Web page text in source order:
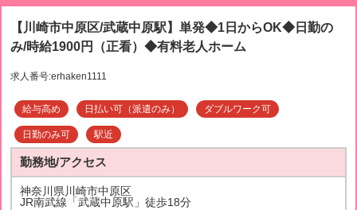
【川崎市中原区/武蔵中原駅】単発◆1日からOK◆日勤の
み/時給1900円（正看）◆有料老人ホーム
求人番号:erhaken1111
給与高め 日払い可（派遣のみ） ダブルワーク可
日勤のみ可 駅近
勤務地/アクセス
神奈川県川崎市中原区
JR南武線「武蔵中原駅」徒歩18分